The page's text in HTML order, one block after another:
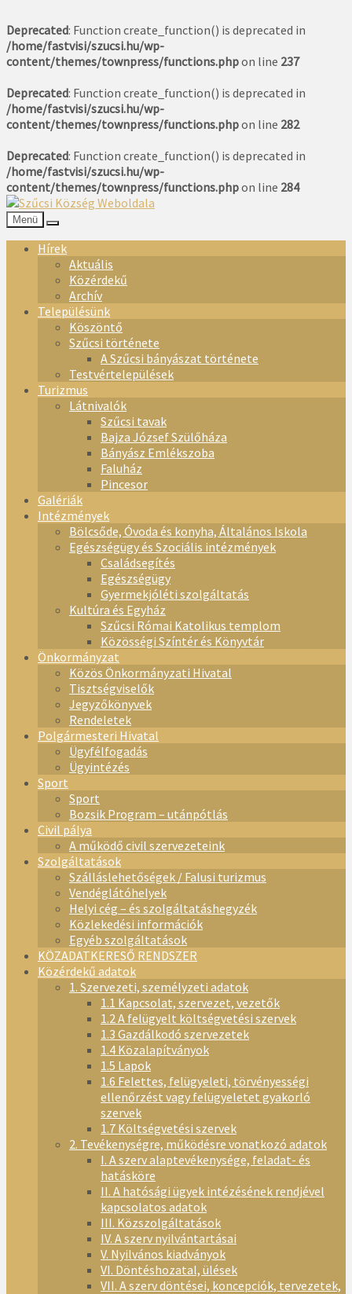
Deprecated: Function create_function() is deprecated in
/home/fastvisi/szucsi.hu/wp-
content/themes/townpress/functions.phpon line 237
Deprecated: Function create_function() is deprecated in
/home/fastvisi/szucsi.hu/wp-
content/themes/townpress/functions.phpon line 282
Deprecated: Function create_function() is deprecated in
/home/fastvisi/szucsi.hu/wp-
content/themes/townpress/functions.phpon line 284
Menü
Hírek
Aktuális
Közérdekű
Archív
Településünk
Köszöntő
Szűcsi története
A Szűcsi bányászat története
Testvértelepülések
Turizmus
Látnivalók
Szűcsi tavak
Bajza József Szülőháza
Bányász Emlékszoba
Faluház
Pincesor
Galériák
Intézmények
Bölcsőde, Óvoda és konyha, Általános Iskola
Egészségügy és Szociális intézmények
Családsegítés
Egészségügy
Gyermekjóléti szolgáltatás
Kultúra és Egyház
Szűcsi Római Katolikus templom
Közösségi Színtér és Könyvtár
Önkormányzat
Közös Önkormányzati Hivatal
Tisztségviselők
Jegyzőkönyvek
Rendeletek
Polgármesteri Hivatal
Ügyfélfogadás
Ügyintézés
Sport
Sport
Bozsik Program – utánpótlás
Civil pálya
A működő civil szervezeteink
Szolgáltatások
Szálláslehetőségek / Falusi turizmus
Vendéglátóhelyek
Helyi cég – és szolgáltatáshegyzék
Közlekedési információk
Egyéb szolgáltatások
KÖZADATKERESŐ RENDSZER
Közérdekű adatok
1. Szervezeti, személyzeti adatok
1.1 Kapcsolat, szervezet, vezetők
1.2 A felügyelt költségvetési szervek
1.3 Gazdálkodó szervezetek
1.4 Közalapítványok
1.5 Lapok
1.6 Felettes, felügyeleti, törvényességi
ellenőrzést vagy felügyeletet gyakorló
szervek
1.7 Költségvetési szervek
2. Tevékenységre, működésre vonatkozó adatok
I. A szerv alaptevékenysége, feladat- és
hatásköre
II. A hatósági ügyek intézésének rendjével
kapcsolatos adatok
III. Közszolgáltatások
IV. A szerv nyilvántartásai
V. Nyilvános kiadványok
VI. Döntéshozatal, ülések
VII. A szerv döntései, koncepciók, tervezetek,